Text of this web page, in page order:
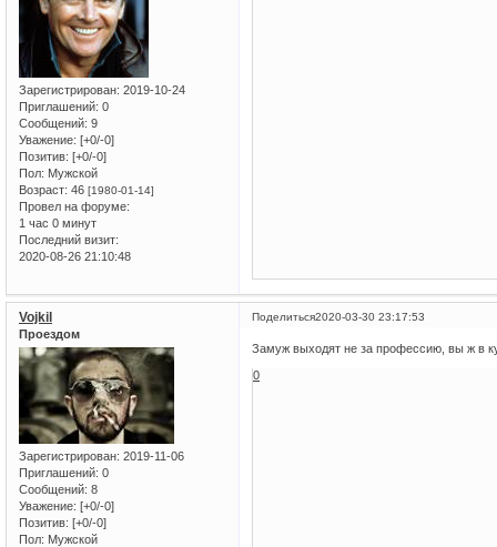
Зарегистрирован: 2019-10-24
Приглашений: 0
Сообщений: 9
Уважение: [+0/-0]
Позитив: [+0/-0]
Пол: Мужской
Возраст: 46 [1980-01-14]
Провел на форуме:
1 час 0 минут
Последний визит:
2020-08-26 21:10:48
Поделиться2020-03-30 23:17:53
Vojkil
Проездом
Зарегистрирован: 2019-11-06
Приглашений: 0
Сообщений: 8
Уважение: [+0/-0]
Позитив: [+0/-0]
Пол: Мужской
Замуж выходят не за профессию, вы ж в
0